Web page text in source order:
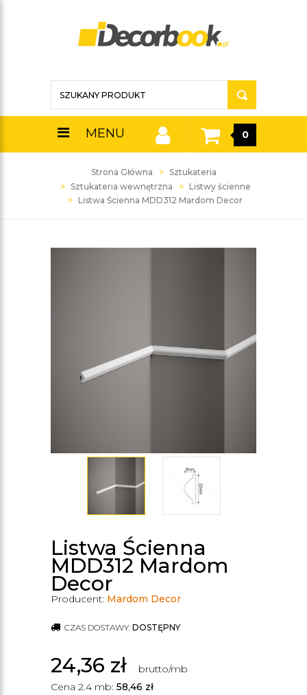
MENU 0
Strona Główna
Sztukateria
Sztukateria wewnętrzna
Listwy ścienne
Listwa Ścienna MDD312 Mardom Decor
Listwa Ścienna
MDD312 Mardom
Decor
Producent: Mardom Decor
CZAS DOSTAWY: DOSTĘPNY
24,36 zł
brutto/mb
Cena 2.4 mb: 58,46 zł